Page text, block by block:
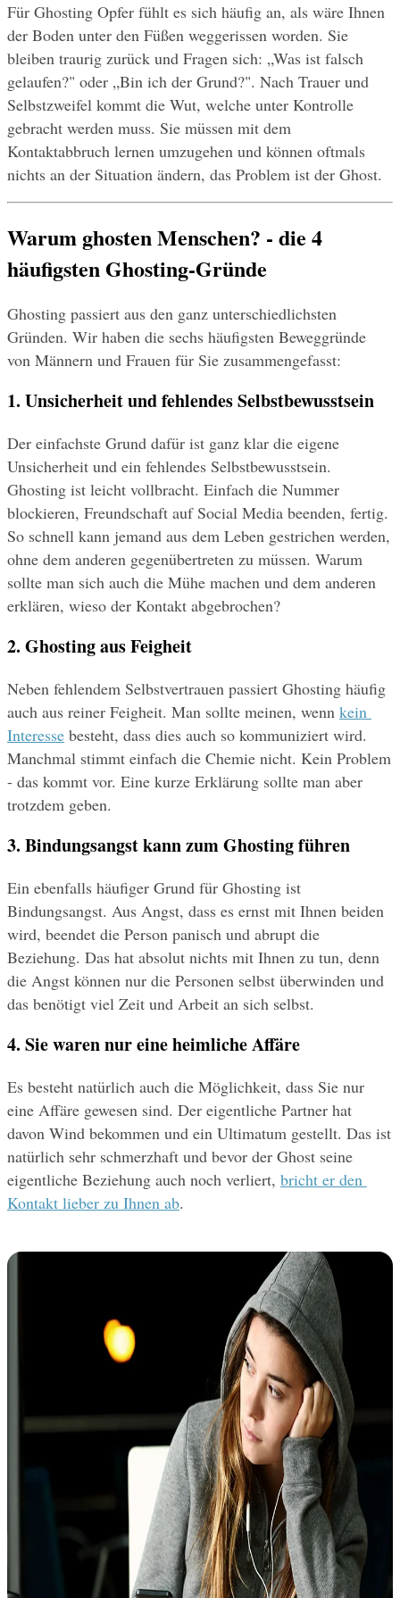
Für Ghosting Opfer fühlt es sich häufig an, als wäre Ihnen
der Boden unter den Füßen weggerissen worden. Sie
bleiben traurig zurück und Fragen sich: „Was ist falsch
gelaufen?" oder „Bin ich der Grund?". Nach Trauer und
Selbstzweifel kommt die Wut, welche unter Kontrolle
gebracht werden muss. Sie müssen mit dem
Kontaktabbruch lernen umzugehen und können oftmals
nichts an der Situation ändern, das Problem ist der Ghost.
Warum ghosten Menschen? - die 4
häufigsten Ghosting-Gründe
Ghosting passiert aus den ganz unterschiedlichsten
Gründen. Wir haben die sechs häufigsten Beweggründe
von Männern und Frauen für Sie zusammengefasst:
1. Unsicherheit und fehlendes Selbstbewusstsein
Der einfachste Grund dafür ist ganz klar die eigene
Unsicherheit und ein fehlendes Selbstbewusstsein.
Ghosting ist leicht vollbracht. Einfach die Nummer
blockieren, Freundschaft auf Social Media beenden, fertig.
So schnell kann jemand aus dem Leben gestrichen werden,
ohne dem anderen gegenübertreten zu müssen. Warum
sollte man sich auch die Mühe machen und dem anderen
erklären, wieso der Kontakt abgebrochen?
2. Ghosting aus Feigheit
Neben fehlendem Selbstvertrauen passiert Ghosting häufig
auch aus reiner Feigheit. Man sollte meinen, wenn kein
Interesse besteht, dass dies auch so kommuniziert wird.
Manchmal stimmt einfach die Chemie nicht. Kein Problem
- das kommt vor. Eine kurze Erklärung sollte man aber
trotzdem geben.
3. Bindungsangst kann zum Ghosting führen
Ein ebenfalls häufiger Grund für Ghosting ist
Bindungsangst. Aus Angst, dass es ernst mit Ihnen beiden
wird, beendet die Person panisch und abrupt die
Beziehung. Das hat absolut nichts mit Ihnen zu tun, denn
die Angst können nur die Personen selbst überwinden und
das benötigt viel Zeit und Arbeit an sich selbst.
4. Sie waren nur eine heimliche Affäre
Es besteht natürlich auch die Möglichkeit, dass Sie nur
eine Affäre gewesen sind. Der eigentliche Partner hat
davon Wind bekommen und ein Ultimatum gestellt. Das ist
natürlich sehr schmerzhaft und bevor der Ghost seine
eigentliche Beziehung auch noch verliert, bricht er den
Kontakt lieber zu Ihnen ab.